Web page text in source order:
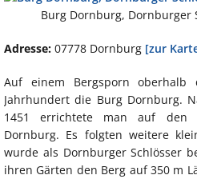
Burg Dornburg, Dornburger
Adresse: 07778 Dornburg [zur
Auf einem Bergsporn
Jahrhundert die Burg Dornburg.
1451 errichtete man auf den
Dornburg. Es folgten weitere
wurde als Dornburger Schlösser
ihren Gärten den Berg auf 350 m